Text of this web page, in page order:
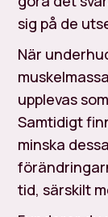
sig på de
När
upplevas
Samtidigt
minska
tid, särskilt